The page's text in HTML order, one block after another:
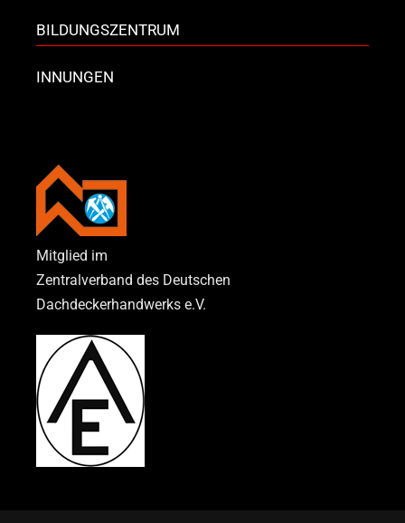
BILDUNGSZENTRUM
INNUNGEN
Mitglied im
Zentralverband des Deutschen
Dachdeckerhandwerks e.V.